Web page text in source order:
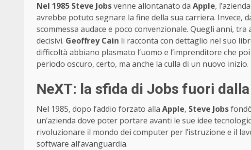
Nel 1985 Steve Jobsvenne allontanato da Apple,
avrebbe potuto segnare la fine della sua carriera. Invece,
scommessa audace e poco convenzionale. Quegli anni,
decisivi. Geoffrey Cain li racconta con dettaglio nel suo
difficoltà abbiano plasmato l’uomo e l’imprenditore che
periodo oscuro, certo, ma anche la culla di un nuovo inizio.
NeXT: la sfida di Jobs fuori
Nel 1985, dopo l’addio forzato alla Apple, Steve Jobs
un’azienda dove poter portare avanti le sue idee
rivoluzionare il mondo dei computer per l’istruzione e il
software all’avanguardia.